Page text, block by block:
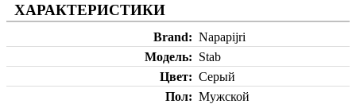
ХАРАКТЕРИСТИКИ
Brand
Napapijri
Модель
Stab
Цвет
Серый
Пол
Мужской